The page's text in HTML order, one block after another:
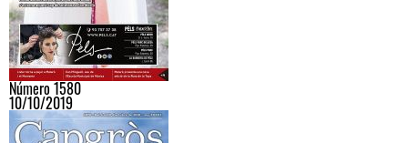
Número 1580
10/10/2019